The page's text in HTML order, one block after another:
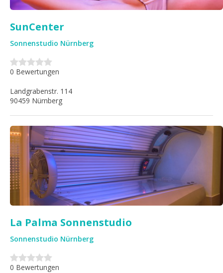
SunCenter
Sonnenstudio Nürnberg
Landgrabenstr. 114
90459 Nürnberg
0 Bewertungen
La Palma Sonnenstudio
Sonnenstudio Nürnberg
0 Bewertungen